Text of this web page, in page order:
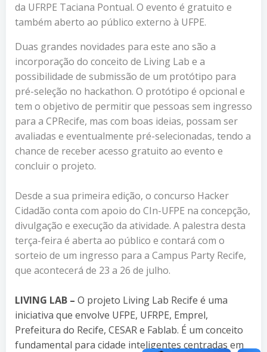
da UFRPE Taciana Pontual. O evento é gratuito e
também aberto ao público externo à UFPE.
Duas grandes novidades para este ano são a
incorporação do conceito de Living Lab e a
possibilidade de submissão de um protótipo para
pré-seleção no hackathon. O protótipo é opcional e
tem o objetivo de permitir que pessoas sem ingresso
para a CPRecife, mas com boas ideias, possam ser
avaliadas e eventualmente pré-selecionadas, tendo a
chance de receber acesso gratuito ao evento e
concluir o projeto.
Desde a sua primeira edição, o concurso Hacker
Cidadão conta com apoio do CIn-UFPE na concepção,
divulgação e execução da atividade. A palestra desta
terça-feira é aberta ao público e contará com o
sorteio de um ingresso para a Campus Party Recife,
que acontecerá de 23 a 26 de julho.
LIVING LAB – O projeto Living Lab Recife é uma
iniciativa que envolve UFPE, UFRPE, Emprel,
Prefeitura do Recife, CESAR e Fablab. É um conceito
fundamental para cidade inteligentes centradas em